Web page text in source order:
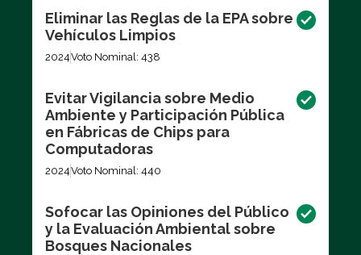
Eliminar las Reglas de la EPA sobre
Vehículos Limpios
2024Voto Nominal: 438
Evitar Vigilancia sobre Medio
Ambiente y Participación Pública
en Fábricas de Chips para
Computadoras
2024Voto Nominal: 440
Sofocar las Opiniones del Público
y la Evaluación Ambiental sobre
Bosques Nacionales